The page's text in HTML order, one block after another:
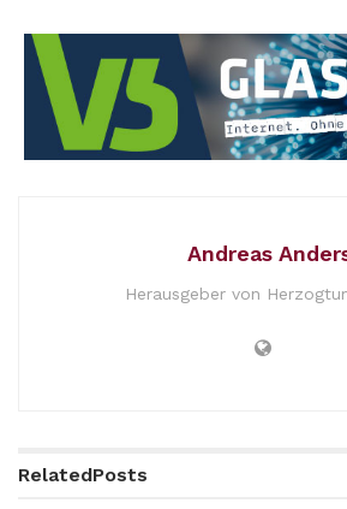
Andreas
Herausgeber von
RelatedPosts